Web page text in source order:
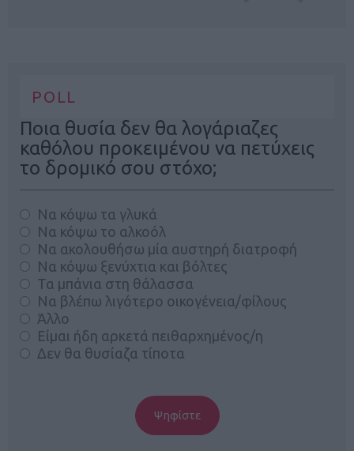
POLL
Ποια θυσία δεν θα λογάριαζες
καθόλου προκειμένου να πετύχεις
το δρομικό σου στόχο;
Να κόψω τα γλυκά
Να κόψω το αλκοόλ
Να ακολουθήσω μία αυστηρή διατροφή
Να κόψω ξενύχτια και βόλτες
Τα μπάνια στη θάλασσα
Να βλέπω λιγότερο οικογένεια/φίλους
Άλλο
Είμαι ήδη αρκετά πειθαρχημένος/η
Δεν θα θυσίαζα τίποτα